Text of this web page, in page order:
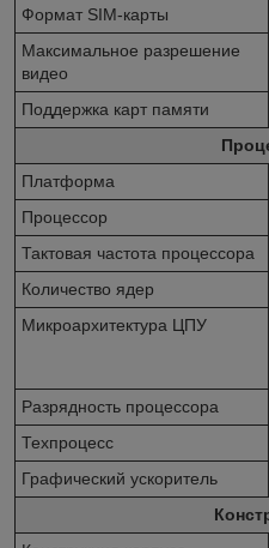
Формат SIM-карты
Максимальное разрешение
видео
Поддержка карт памяти
Платформа
Процессор
Тактовая частота процессора
Количество ядер
Микроархитектура ЦПУ
Разрядность процессора
Техпроцесс
Графический ускоритель